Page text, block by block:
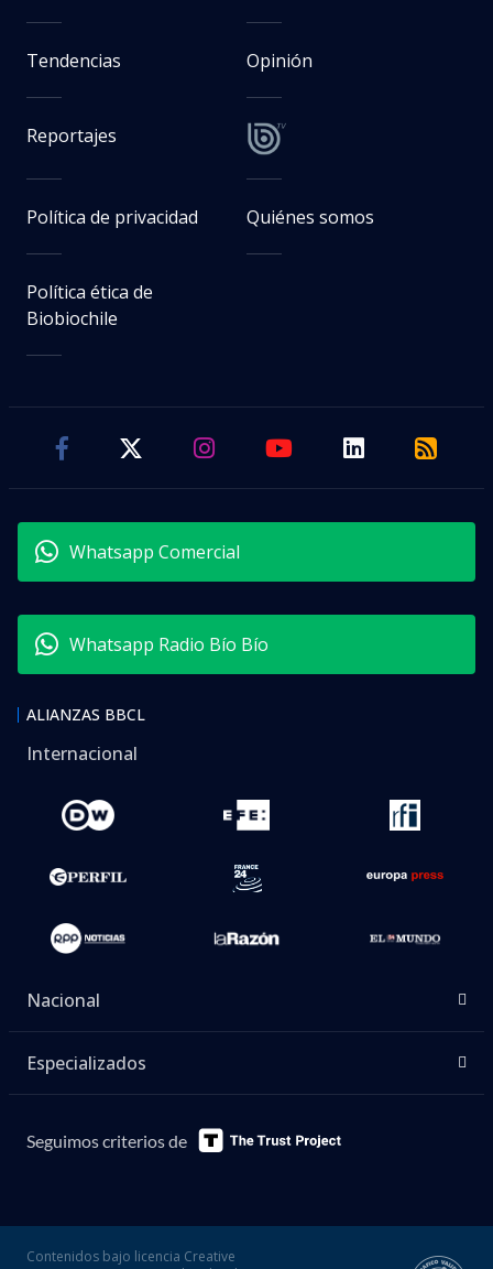
Tendencias Opinión
Reportajes
Política de privacidad Quiénes somos
Política ética de
Biobiochile
Whatsapp Comercial
Whatsapp Radio Bío Bío
ALIANZAS BBCL
Internacional
Nacional
Especializados
Seguimos criterios de
Contenidos bajo licencia Creative